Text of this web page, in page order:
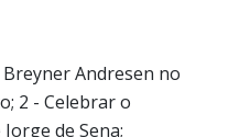
Andresen no
2 - Celebrar o
de Sena;